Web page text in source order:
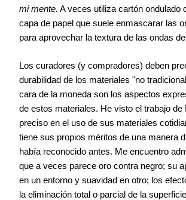
mi mente. A veces utiliza cartón ondulado
capa de papel que suele enmascarar las
para aprovechar la textura de las ondas
Los curadores (y compradores) deben
durabilidad de los materiales "no
cara de la moneda son los aspectos
de estos materiales. He visto el trabajo de
preciso en el uso de sus materiales
tiene sus propios méritos de una manera
había reconocido antes. Me encuentro
que a veces parece oro contra negro; su
en un entorno y suavidad en otro; los
la eliminación total o parcial de la